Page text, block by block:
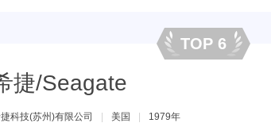
TOP 6
捷/Seagate
科技(苏州)有限公司 美国 1979年